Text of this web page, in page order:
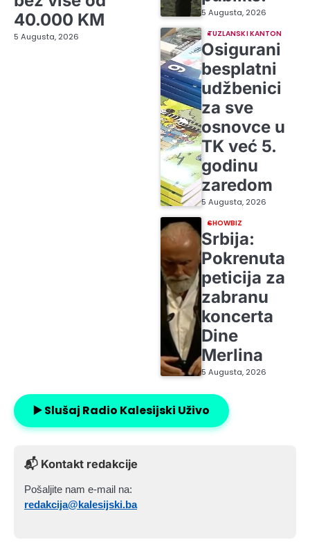
40.000 KM
5 Augusta, 2026
5 Augusta, 2026
TUZLANSKI KANTON
Osigurani
besplatni
udžbenici
za sve
osnovce u
TK već 5.
godinu
zaredom
5 Augusta, 2026
SHOWBIZ
Srbija:
Pokrenuta
peticija za
zabranu
koncerta
Dine
Merlina
5 Augusta, 2026
▶️ Slušaj Radio Kalesijski Uživo
📬 Kontakt redakcije
Pošaljite nam e-mail na:
redakcija@kalesijski.ba